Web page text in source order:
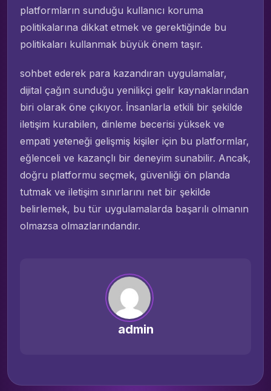
platformların sunduğu kullanıcı koruma
politikalarına dikkat etmek ve gerektiğinde bu
politikaları kullanmak büyük önem taşır.
sohbet ederek para kazandıran uygulamalar,
dijital çağın sunduğu yenilikçi gelir kaynaklarından
biri olarak öne çıkıyor. İnsanlarla etkili bir şekilde
iletişim kurabilen, dinleme becerisi yüksek ve
empati yeteneği gelişmiş kişiler için bu platformlar,
eğlenceli ve kazançlı bir deneyim sunabilir. Ancak,
doğru platformu seçmek, güvenliği ön planda
tutmak ve iletişim sınırlarını net bir şekilde
belirlemek, bu tür uygulamalarda başarılı olmanın
olmazsa olmazlarındandır.
admin